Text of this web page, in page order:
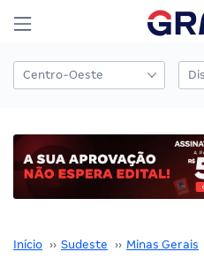
Início ›› Sudeste ›› Minas Gerais